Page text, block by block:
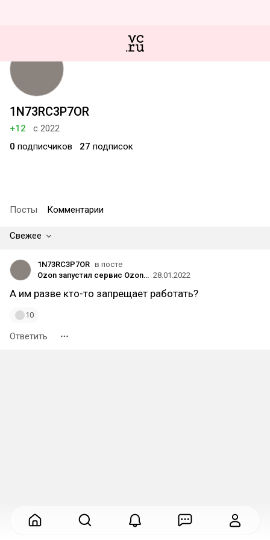
1N73RC3P7OR
+12
с 2022
0 подписчиков 27 подписок
Посты Комментарии
Свежее
1N73RC3P7OR в посте
Ozon запустил сервис Ozon Profit — в нём можно заработать на выполнении простых задач для маркетплейса 28.01.2022
А им разве кто-то запрещает работать?
10
Ответить